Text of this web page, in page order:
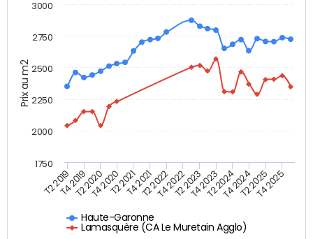
Prix au m2
Haute-Garonne
Lamasquère (CA Le Muretain Agglo)
T2 2019T4 2019T2 2020T4 2020T2 2021T4 2021T2 2022T4 2022T2 2023T4 2023T2 2024T4 2024T2 2025T4 2025
1750
2000
2250
2500
2750
3000